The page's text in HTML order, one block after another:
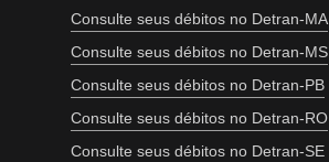
Consulte seus débitos no Detran-MA
Consulte seus débitos no Detran-MS
Consulte seus débitos no Detran-PB
Consulte seus débitos no Detran-RO
Consulte seus débitos no Detran-SE